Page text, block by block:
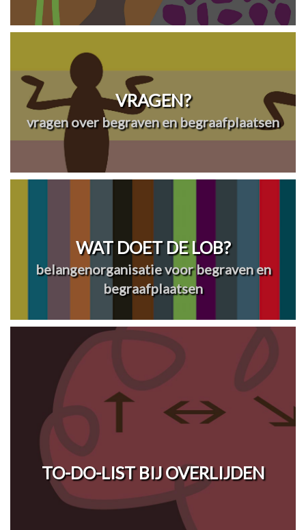
VRAGEN?
vragen over begraven en begraafplaatsen
WAT DOET DE LOB?
belangenorganisatie voor begraven en
begraafplaatsen
TO-DO-LIST BIJ OVERLIJDEN